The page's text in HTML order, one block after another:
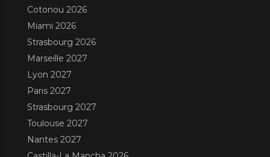
Cotonou 2026
Miami 2026
Strasbourg 2026
Marseille 2027
Lyon 2027
Paris 2027
Strasbourg 2027
Toulouse 2027
Nantes 2027